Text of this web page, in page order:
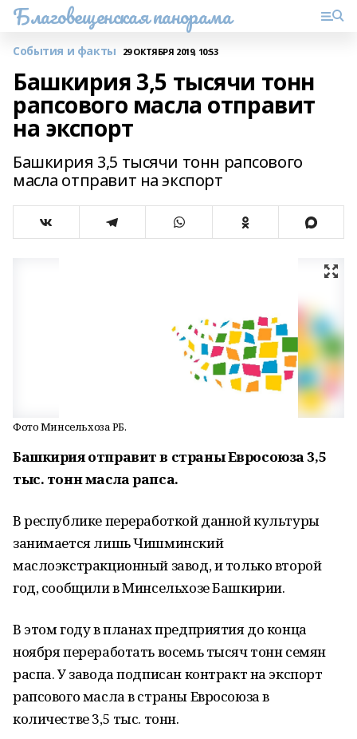
Благовещенская панорама
События и факты 29 ОКТЯБРЯ 2019, 10:53
Башкирия 3,5 тысячи тонн
рапсового масла отправит
на экспорт
Башкирия 3,5 тысячи тонн рапсового
масла отправит на экспорт
Фото Минсельхоза РБ.
Башкирия отправит в страны Евросоюза 3,5
тыс. тонн масла рапса.
В республике переработкой данной культуры
занимается лишь Чишминский
маслоэкстракционный завод, и только второй
год, сообщили в Минсельхозе Башкирии.
В этом году в планах предприятия до конца
ноября переработать восемь тысяч тонн семян
распа. У завода подписан контракт на экспорт
рапсового масла в страны Евросоюза в
количестве 3,5 тыс. тонн.